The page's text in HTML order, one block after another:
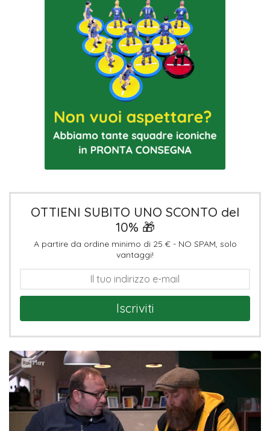
OTTIENI SUBITO UNO SCONTO del
10% 🎁
A partire da ordine minimo di 25 € - NO SPAM, solo
vantaggi!
Iscriviti